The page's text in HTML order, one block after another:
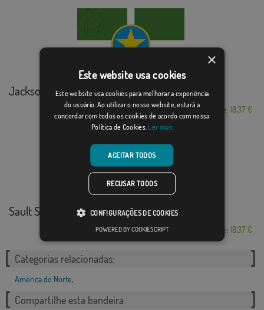
Jackson
Desde: 18,37 €
Sault Ste. Marie (...
Desde: 18,37 €
Categorias relacionadas:
América do Norte,
Compartilhe esta bandeira
×
Este website usa cookies
Este website usa cookies para melhorar a experiência
do usuário. Ao utilizar o nosso website, estará a
concordar com todos os cookies de acordo com nossa
Política de Cookies. Ler mais
ACEITAR TODOS
RECUSAR TODOS
CONFIGURAÇÕES DE COOKIES
POWERED BY COOKIESCRIPT